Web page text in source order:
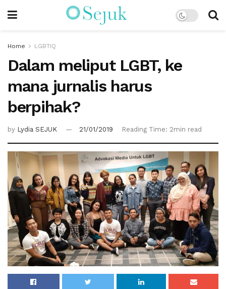
Home LGBTIQ
Dalam meliput LGBT, ke
mana jurnalis harus
berpihak?
by Lydia SEJUK 21/01/2019 Reading Time: 2min read